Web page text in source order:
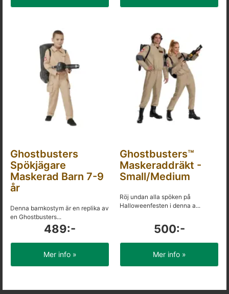
Ghostbusters
Spökjägare
Maskerad Barn 7-9
år
Denna barnkostym är en replika av
en Ghostbusters...
489:-
Mer info »
Ghostbusters™
Maskeraddräkt -
Small/Medium
Röj undan alla spöken på
Halloweenfesten i denna a...
500:-
Mer info »